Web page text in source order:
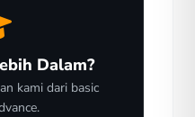
Dalam?
kami dari basic